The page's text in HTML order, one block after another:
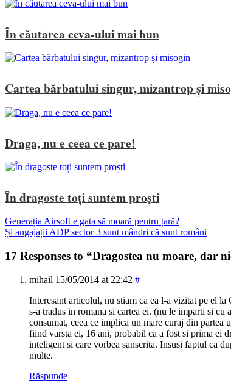
În căutarea ceva-ului mai bun
Cartea bărbatului singur, mizantrop și
Draga, nu e ceea ce pare!
În dragoste toți suntem proști
Generația Airsoft e gata să moară pentru țară?
Și angajații ADP sector 3 sunt mândri că sunt români
17 Responses to “Dragostea nu moare, dar
mihail 15/05/2014 at 22:42 #
Interesant articolul, nu stiam ca ea l-a vizitat pe el
s-a tradus in romana si cartea ei. (nu le imparti si cu
consumat, ceea ce implica un mare curaj din partea
fiind varsta ei, 16 ani, probabil ca a fost si prima ei
inteligent si care vorbea sanscrita. Insusi faptul ca
multe.
Răspunde